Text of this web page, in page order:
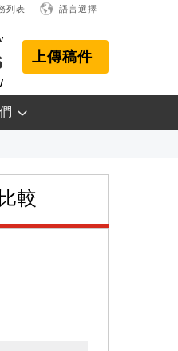
語言選擇
列表
上傳稿件
較